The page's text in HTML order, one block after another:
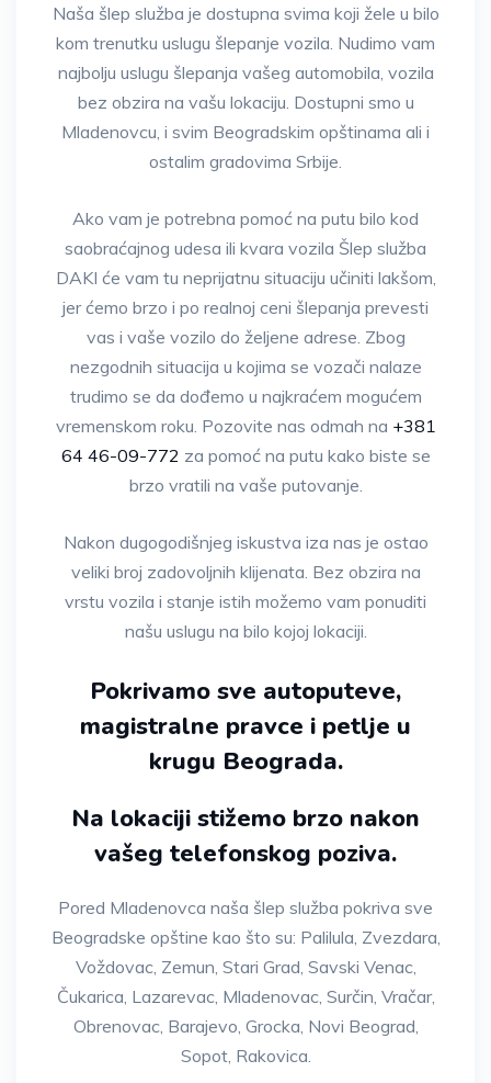
Naša šlep služba je dostupna svima koji žele u bilo
kom trenutku uslugu šlepanje vozila. Nudimo vam
najbolju uslugu šlepanja vašeg automobila, vozila
bez obzira na vašu lokaciju. Dostupni smo u
Mladenovcu, i svim Beogradskim opštinama ali i
ostalim gradovima Srbije.
Ako vam je potrebna pomoć na putu bilo kod
saobraćajnog udesa ili kvara vozila Šlep služba
DAKI će vam tu neprijatnu situaciju učiniti lakšom,
jer ćemo brzo i po realnoj ceni šlepanja prevesti
vas i vaše vozilo do željene adrese. Zbog
nezgodnih situacija u kojima se vozači nalaze
trudimo se da dođemo u najkraćem mogućem
vremenskom roku. Pozovite nas odmah na +381
64 46-09-772 za pomoć na putu kako biste se
brzo vratili na vaše putovanje.
Nakon dugogodišnjeg iskustva iza nas je ostao
veliki broj zadovoljnih klijenata. Bez obzira na
vrstu vozila i stanje istih možemo vam ponuditi
našu uslugu na bilo kojoj lokaciji.
Pokrivamo sve autoputeve,
magistralne pravce i petlje u
krugu Beograda.
Na lokaciji stižemo brzo nakon
vašeg telefonskog poziva.
Pored Mladenovca naša šlep služba pokriva sve
Beogradske opštine kao što su: Palilula, Zvezdara,
Voždovac, Zemun, Stari Grad, Savski Venac,
Čukarica, Lazarevac, Mladenovac, Surčin, Vračar,
Obrenovac, Barajevo, Grocka, Novi Beograd,
Sopot, Rakovica.